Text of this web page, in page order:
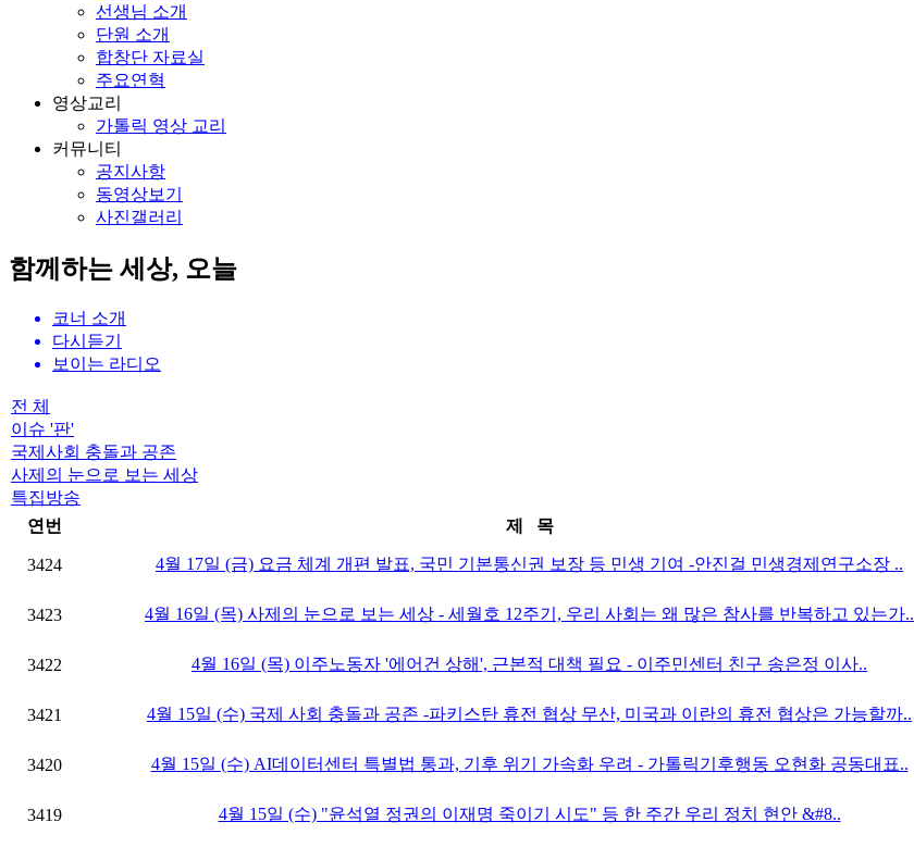
선생님 소개
단원 소개
합창단 자료실
주요연혁
영상교리
가톨릭 영상 교리
커뮤니티
공지사항
동영상보기
사진갤러리
함께하는 세상, 오늘
코너 소개
다시듣기
보이는 라디오
전 체
이슈 '판'
국제사회 충돌과 공존
사제의 눈으로 보는 세상
특집방송
연번
제 목
3424 4월 17일 (금) 요금 체계 개편 발표, 국민 기본통신권 보장 등 민생 기여 -안진걸 민생경제연구소장 ..
3423 4월 16일 (목) 사제의 눈으로 보는 세상 - 세월호 12주기, 우리 사회는 왜 많은 참사를 반복하고 있는가..
3422 4월 16일 (목) 이주노동자 '에어건 상해', 근본적 대책 필요 - 이주민센터 친구 송은정 이사..
3421 4월 15일 (수) 국제 사회 충돌과 공존 -파키스탄 휴전 협상 무산, 미국과 이란의 휴전 협상은 가능할까..
3420 4월 15일 (수) AI데이터센터 특별법 통과, 기후 위기 가속화 우려 - 가톨릭기후행동 오현화 공동대표..
3419 4월 15일 (수) "윤석열 정권의 이재명 죽이기 시도" 등 한 주간 우리 정치 현안 &#8..